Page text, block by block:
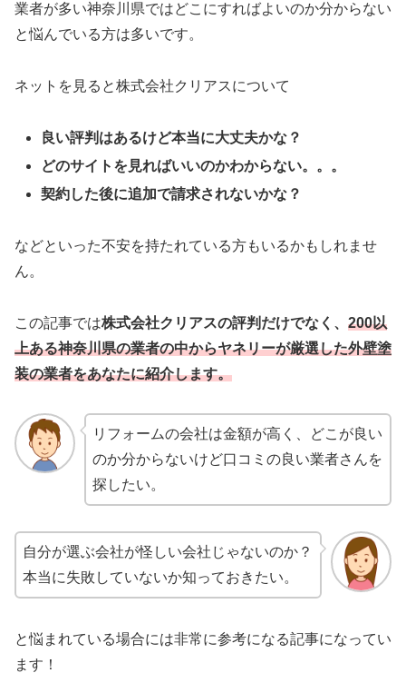
業者が多い神奈川県ではどこにすればよいのか分からない
と悩んでいる方は多いです。
ネットを見ると株式会社クリアスについて
良い評判はあるけど本当に大丈夫かな？
どのサイトを見ればいいのかわからない。。。
契約した後に追加で請求されないかな？
などといった不安を持たれている方もいるかもしれませ
ん。
この記事では株式会社クリアスの評判だけでなく、 200以
上ある神奈川県の業者の中からヤネリーが厳選した外壁塗
装の業者をあなたに紹介します。
リフォームの会社は金額が高く、どこが良い
のか分からないけど口コミの良い業者さんを
探したい。
自分が選ぶ会社が怪しい会社じゃないのか？
本当に失敗していないか知っておきたい。
と悩まれている場合には非常に参考になる記事になってい
ます！